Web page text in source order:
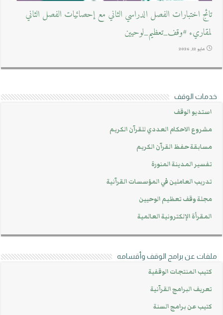
تائج اختبارات الفصل الدراسي الثاني مع إحصائيات الفصل الثاني
لمقاريء #وقف_تعظيم_لوحيين
مايو 12, 2026
خدمات الوقف
استديو الوقف
مشروع الاحكام العددي للقرآن الكريم
مسابقة حفظ القرآن الكريم
تفسير المدينة المنورة
تدريب العاملين في المؤسسات القرآنية
مجلة وقف تعظيم الوحيين
المقرأة الإلكترونية العالمية
ملفات عن برامج الوقف وأقسامه
كتيب المنتجات الوقفية
تعريف البرامج القرآنية
كتيب عن برامج السنة